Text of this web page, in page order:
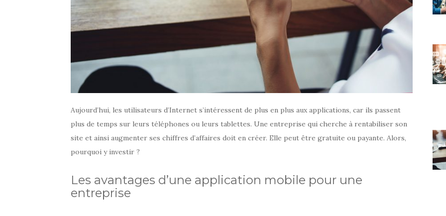
Aujourd’hui, les utilisateurs d’Internet s’intéressent de plus en plus aux applications, car ils passent
plus de temps sur leurs téléphones ou leurs tablettes. Une entreprise qui cherche à rentabiliser son
site et ainsi augmenter ses chiffres d’affaires doit en créer. Elle peut être gratuite ou payante. Alors,
pourquoi y investir ?
Les avantages d’une application mobile pour une
entreprise